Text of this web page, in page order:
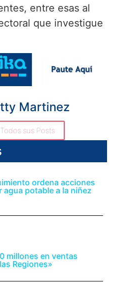
entre esas al
que investigue
Martinez
Todos sus Posts
ordena acciones
potable a la niñez
millones en ventas
Regiones»